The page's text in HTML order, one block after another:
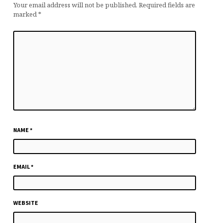
Your email address will not be published. Required fields are
marked*
NAME*
EMAIL*
WEBSITE